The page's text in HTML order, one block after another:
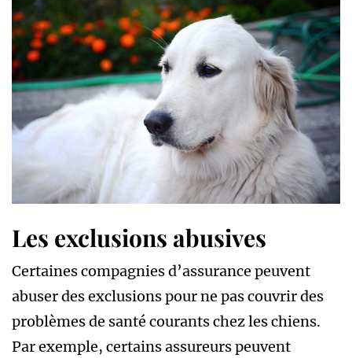
Les exclusions abusives
Certaines compagnies d’assurance peuvent
abuser des exclusions pour ne pas couvrir des
problèmes de santé courants chez les chiens.
Par exemple, certains assureurs peuvent